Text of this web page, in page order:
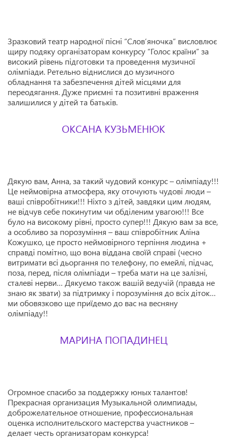
Зразковий театр народної пісні “Слов’яночка” висловлює
щиру подяку організаторам конкурсу “Голос країни” за
високий рівень підготовки та проведення музичної
олімпіади. Ретельно віднислися до музичного
обладнання та забезпечення дітей місцями для
переодягання. Дуже приємні та позитивні враження
залишилися у дітей та батьків.
ОКСАНА КУЗЬМЕНЮК
Дякую вам, Анна, за такий чудовий конкурс – олімпіаду!!!
Це неймовірна атмосфера, яку оточують чудові люди –
ваші співробітники!!! Ніхто з дітей, завдяки цим людям,
не відчув себе покинутим чи обділеним увагою!!! Все
було на високому рівні, просто супер!!! Дякую вам за все,
а особливо за порозуміння – ваш співробітник Аліна
Кожушко, це просто неймовірного терпіння людина +
справді помітно, що вона віддана своїй справі (чесно
витримати всі дьоргання по телефону, по емейлі, підчас,
поза, перед, після олімпіади – треба мати на це залізні,
сталеві нерви… Дякуємо також вашій ведучій (правда не
знаю як звати) за підтримку і порозуміння до всіх діток…
ми обовязково ще приїдемо до вас на весняну
олімпіаду!!
МАРИНА ПОПАДИНЕЦ
Огромное спасибо за поддержку юных талантов!
Прекрасная организация Музыкальной олимпиады,
доброжелательное отношение, профессиональная
оценка исполнительского мастерства участников –
делает честь организаторам конкурса!